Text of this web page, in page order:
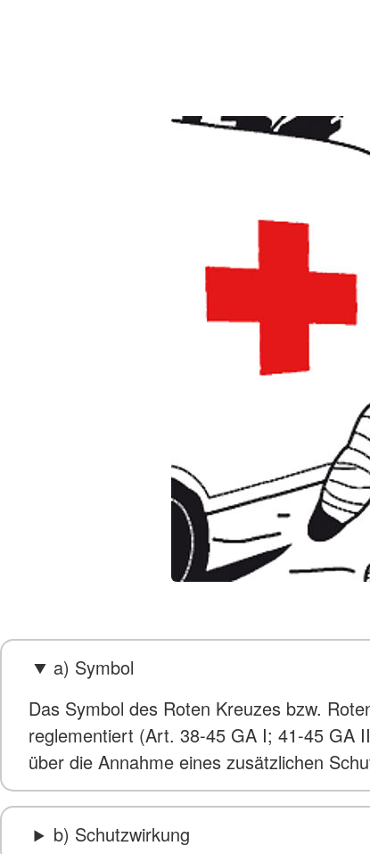
a) Symbol
Das Symbol des Roten Kreuzes bzw.
reglementiert (Art. 38-45 GA I; 41-45 GA
über die Annahme eines zusätzlichen
b) Schutzwirkung